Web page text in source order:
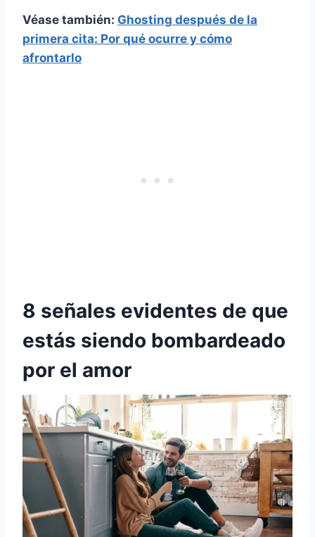
Véase también: Ghosting después de la
primera cita: Por qué ocurre y cómo
afrontarlo
8 señales evidentes de que
estás siendo bombardeado
por el amor